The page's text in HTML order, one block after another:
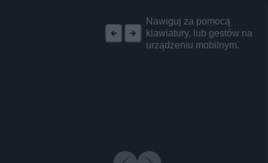
Nawiguj za pomocą
klawiatury, lub gestów na
urządzeniu mobilnym.